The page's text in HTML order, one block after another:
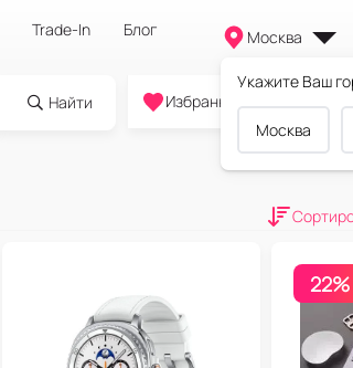
Trade-In Блог Москва
Укажите Ваш
Москва
Найти
0
Избранное
22%